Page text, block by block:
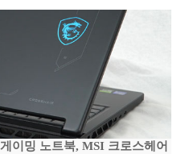
이밍 노트북, MSI 크로스헤어